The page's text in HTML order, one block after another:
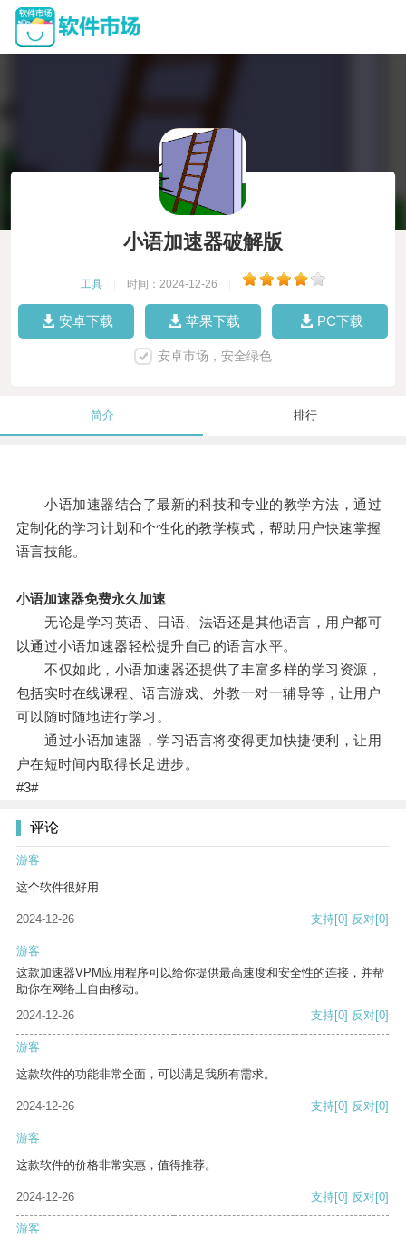
小语加速器破解版
工具 时间：2024-12-26
安卓下载 苹果下载 PC下载
安卓市场，安全绿色
简介 排行
小语加速器结合了最新的科技和专业的教学方法，通过
定制化的学习计划和个性化的教学模式，帮助用户快速掌握
语言技能。
小语加速器免费永久加速
无论是学习英语、日语、法语还是其他语言，用户都可
以通过小语加速器轻松提升自己的语言水平。
不仅如此，小语加速器还提供了丰富多样的学习资源，
包括实时在线课程、语言游戏、外教一对一辅导等，让用户
可以随时随地进行学习。
通过小语加速器，学习语言将变得更加快捷便利，让用
户在短时间内取得长足进步。
#3#
评论
游客
这个软件很好用
2024-12-26 支持[0] 反对[0]
游客
这款加速器VPM应用程序可以给你提供最高速度和安全性的连接，并帮
助你在网络上自由移动。
2024-12-26
支持[0] 反对[0]
游客
这款软件的功能非常全面，可以满足我所有需求。
2024-12-26 支持[0] 反对[0]
游客
这款软件的价格非常实惠，值得推荐。
2024-12-26 支持[0] 反对[0]
游客